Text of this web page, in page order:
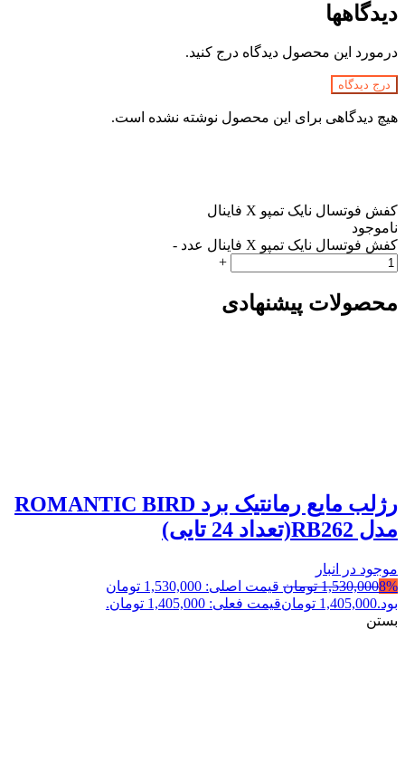
دیدگاهها
درمورد این محصول دیدگاه درج کنید.
درج دیدگاه
هیچ دیدگاهی برای این محصول نوشته نشده است.
کفش فوتسال نایک تمپو X فاینال
ناموجود
کفش فوتسال نایک تمپو X فاینال عدد
-
+
محصولات پیشنهادی
رژلب مایع رمانتیک برد ROMANTIC BIRD
مدل RB262(تعداد 24 تایی)
موجود در انبار
8%
1,530,000 تومان
قیمت اصلی: 1,530,000 تومان
بود.1,405,000 تومانقیمت فعلی: 1,405,000 تومان.
بستن